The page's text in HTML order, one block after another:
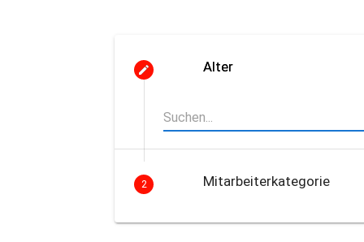
Alter
2 Mitarbeiterkategorie